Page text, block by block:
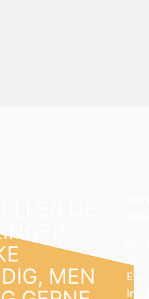
af
DE
MEN